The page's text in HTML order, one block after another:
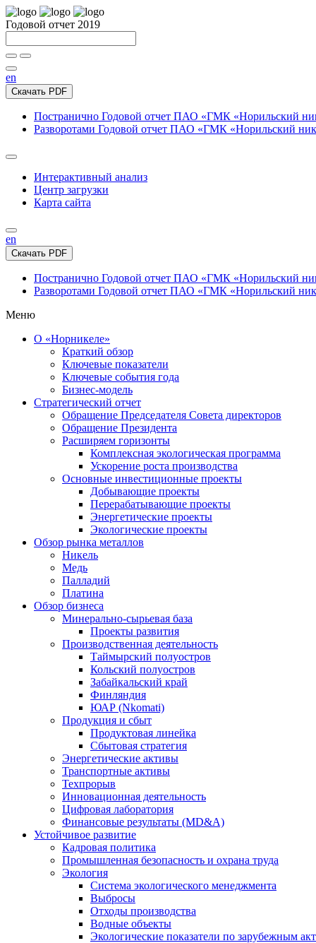
Годовой отчет 2019
en
Скачать PDF
Постранично Годовой отчет ПАО «ГМК «Норильский
Разворотами Годовой отчет ПАО «ГМК «Норильский
Интерактивный анализ
Центр загрузки
Карта сайта
en
Скачать PDF
Постранично Годовой отчет ПАО «ГМК «Норильский
Разворотами Годовой отчет ПАО «ГМК «Норильский
Меню
О «Норникеле»
Краткий обзор
Ключевые показатели
Ключевые события года
Бизнес-модель
Стратегический отчет
Обращение Председателя Совета директоров
Обращение Президента
Расширяем горизонты
Комплексная экологическая программа
Ускорение роста производства
Основные инвестиционные проекты
Добывающие проекты
Перерабатывающие проекты
Энергетические проекты
Экологические проекты
Обзор рынка металлов
Никель
Медь
Палладий
Платина
Обзор бизнеса
Минерально-сырьевая база
Проекты развития
Производственная деятельность
Таймырский полуостров
Кольский полуостров
Забайкальский край
Финляндия
ЮАР (Nkomati)
Продукция и сбыт
Продуктовая линейка
Сбытовая стратегия
Энергетические активы
Транспортные активы
Техпрорыв
Инновационная деятельность
Цифровая лаборатория
Финансовые результаты (MD&A)
Устойчивое развитие
Кадровая политика
Промышленная безопасность и охрана труда
Экология
Система экологического менеджмента
Выбросы
Отходы производства
Водные объекты
Экологические показатели по зарубежным